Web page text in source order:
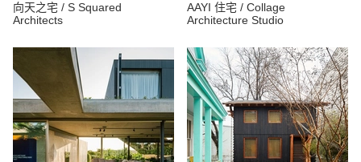
向天之宅 / S Squared
Architects
AAYI 住宅 / Collage
Architecture Studio